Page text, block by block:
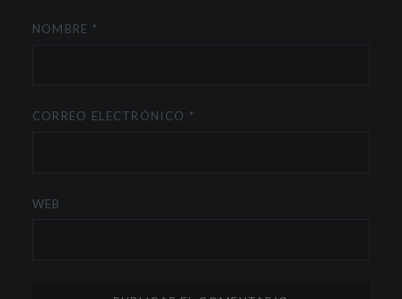
NOMBRE *
CORREO ELECTRÓNICO *
WEB